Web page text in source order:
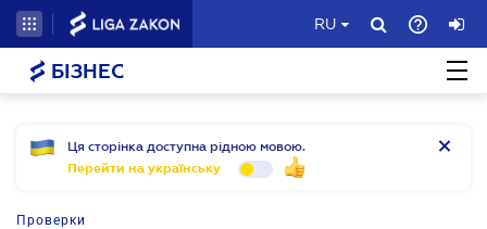
RU
БІЗНЕС
Ця сторінка доступна рідною мовою.
Перейти на українську
Проверки